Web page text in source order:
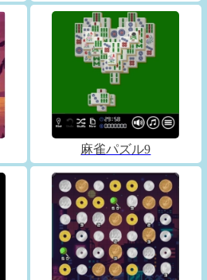
麻雀パズル9